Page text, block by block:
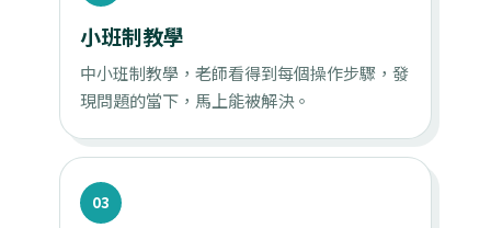
小班制教學
中小班制教學，老師看得到每個操作步驟，發
現問題的當下，馬上能被解決。
03